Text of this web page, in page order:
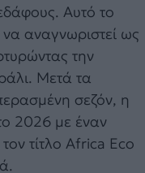
Αυτό το
αναγνωριστεί ως
την
Μετά τα
σεζόν, η
2026 με έναν
τίτλο Africa Eco